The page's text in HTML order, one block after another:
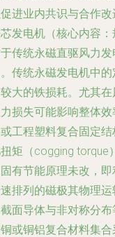
进业内共识与合作
发电机（核心内容
传统永磁直驱风力
传统永磁发电机中
大的铁损耗。尤其
损失可能影响整体
工程塑料复合固定
矩（cogging torque
有节能原理未改，
排列的磁极其物理
面导体与非对称分
或铜铝复合材料集